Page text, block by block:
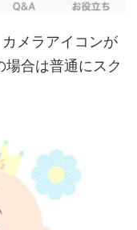
メラアイコンが
合は普通にスク